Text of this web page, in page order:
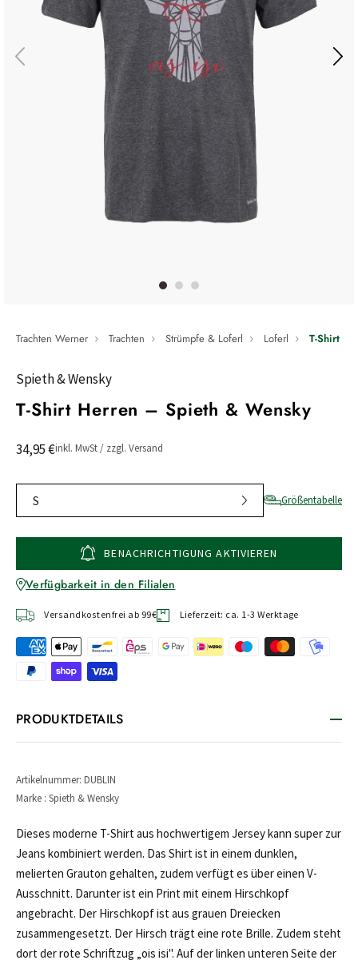
Trachten Werner Trachten Strümpfe & Loferl Loferl T-Shirt
Spieth & Wensky
T-Shirt Herren – Spieth & Wensky
34,95 €inkl. MwSt / zzgl. Versand
Größentabelle
S
BENACHRICHTIGUNG AKTIVIEREN
Verfügbarkeit in den Filialen
Versandkostenfrei ab 99€ Lieferzeit: ca. 1-3 Werktage
PRODUKTDETAILS
Artikelnummer: DUBLIN
Marke : Spieth & Wensky
Dieses moderne T-Shirt aus hochwertigem Jersey kann super zur
Jeans kombiniert werden. Das Shirt ist in einem dunklen,
melierten Grauton gehalten, zudem verfügt es über einen V-
Ausschnitt. Darunter ist ein Print mit einem Hirschkopf
angebracht. Der Hirschkopf ist aus grauen Dreiecken
zusammengesetzt. Der Hirsch trägt eine rote Brille. Zudem steht
dort der rote Schriftzug „ois isi". Auf der linken unteren Seite der